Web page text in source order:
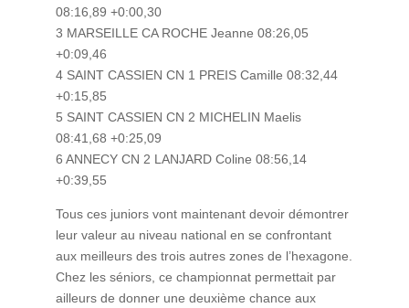
08:16,89 +0:00,30
3 MARSEILLE CA ROCHE Jeanne 08:26,05
+0:09,46
4 SAINT CASSIEN CN 1 PREIS Camille 08:32,44
+0:15,85
5 SAINT CASSIEN CN 2 MICHELIN Maelis
08:41,68 +0:25,09
6 ANNECY CN 2 LANJARD Coline 08:56,14
+0:39,55
Tous ces juniors vont maintenant devoir démontrer
leur valeur au niveau national en se confrontant
aux meilleurs des trois autres zones de l’hexagone.
Chez les séniors, ce championnat permettait par
ailleurs de donner une deuxième chance aux